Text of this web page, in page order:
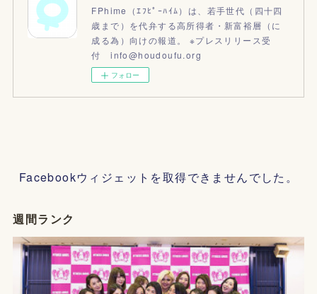
FPhime（ｴﾌﾋﾟｰﾊｲﾑ）は、若手世代（四十四
歳まで）を代弁する高所得者・新富裕層（に
成る為）向けの報道。 ※プレスリリース受
付 info@houdoufu.org
フォロー
Facebookウィジェットを取得できませんでした。
週間ランク